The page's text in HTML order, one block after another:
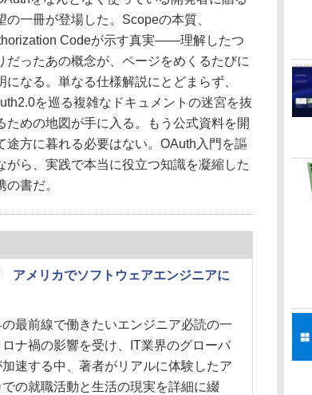
の一冊が登場した。Scopeの本質、
Codeが示す真実――理解したつ
だったあの概念が、ページをめくるたびに
になる。単なる仕様解説にとどまらず、
を巡る複雑なドキュメントの迷宮を抜
ための地図が手に入る。もう公式資料を開
途方に暮れる必要はない。OAuth入門を謳
がら、実践で本当に役立つ知識を凝縮した
の書だ。
アメリカでソフトウェアエンジニアに
最前線で働きたいエンジニア必読の一
ナ禍の影響を受け、IT業界のグローバ
加速する中、著者がリアルに体験したア
での就職活動と生活の現実を詳細に綴